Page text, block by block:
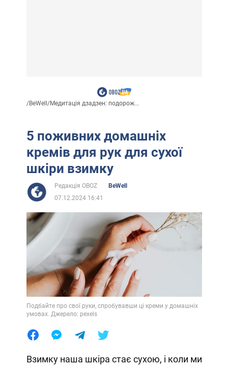
/BeWell/Медитація дзадзен: подорож...
5 поживних домашніх
кремів для рук для сухої
шкіри взимку
Редакція OBOZ
BeWell
07.12.2024 16:41
Подбайте про свої руки, спробувавши ці креми у домашніх
умовах. Джерело: pexels
Взимку наша шкіра стає сухою, і коли ми